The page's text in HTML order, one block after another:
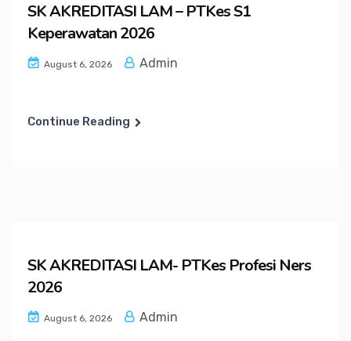
SK AKREDITASI LAM – PTKes S1
Keperawatan 2026
August 6, 2026 Admin
Continue Reading
SK AKREDITASI LAM- PTKes Profesi Ners
2026
August 6, 2026 Admin